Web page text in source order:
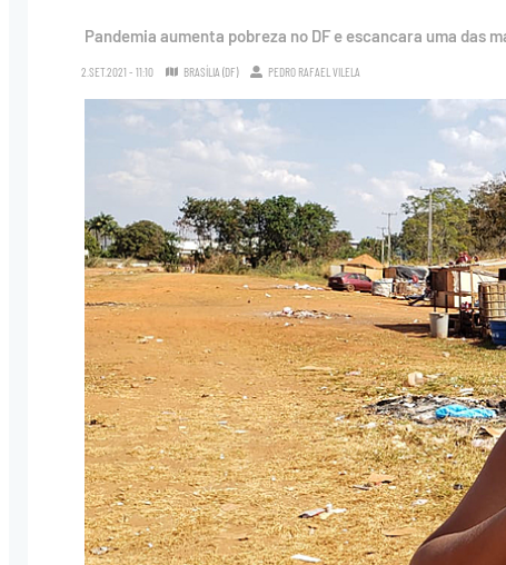
Pandemia aumenta pobreza no DF e escancara uma das
2.SET.2021 - 11:10 BRASÍLIA (DF) PEDRO RAFAEL VILELA